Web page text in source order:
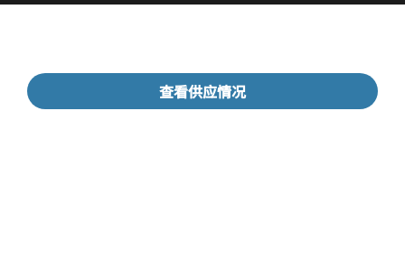
查看供应情况